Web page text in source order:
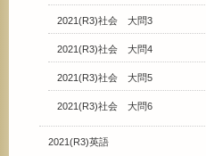
2021(R3)社会 大問3
2021(R3)社会 大問4
2021(R3)社会 大問5
2021(R3)社会 大問6
2021(R3)英語